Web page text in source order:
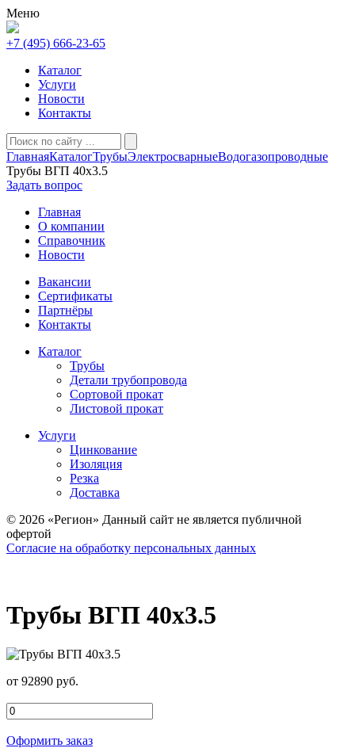
Меню
+7 (495) 666-23-65
Каталог
Услуги
Новости
Контакты
ГлавнаяКаталогТрубыЭлектросварныеВодогазопроводные
Трубы ВГП 40х3.5
Задать вопрос
Главная
О компании
Справочник
Новости
Вакансии
Сертификаты
Партнёры
Контакты
Каталог
Трубы
Детали трубопровода
Сортовой прокат
Листовой прокат
Услуги
Цинкование
Изоляция
Резка
Доставка
© 2026 «Регион» Данный сайт не является публичной
офертой
Согласие на обработку персональных данных
Трубы ВГП 40х3.5
от 92890 руб.
Оформить заказ